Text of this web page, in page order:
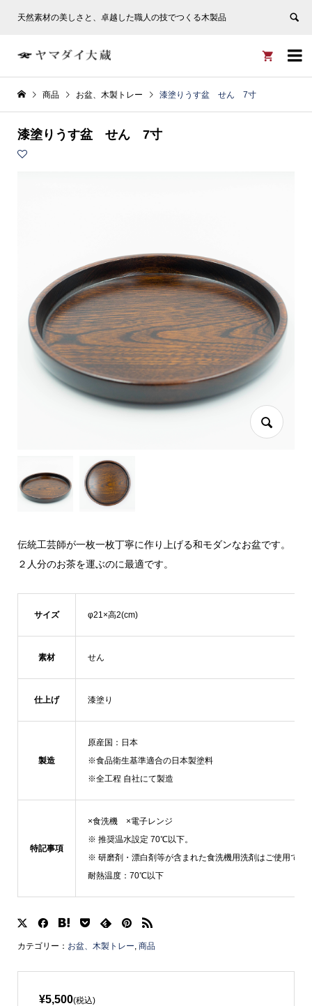
天然素材の美しさと、卓越した職人の技でつくる木製品


商品 お盆、木製トレー 漆塗りうす盆 せん 7寸
漆塗りうす盆 せん 7寸
伝統工芸師が一枚一枚丁寧に作り上げる和モダンなお盆です。
２人分のお茶を運ぶのに最適です。
サイズ φ21×高2(cm)
素材 せん
仕上げ 漆塗り
製造
原産国：日本
※食品衛生基準適合の日本製塗料
※全工程 自社にて製造
特記事項
×食洗機 ×電子レンジ
※ 推奨温水設定 70℃以下。
※ 研磨剤・漂白剤等が含まれた食洗機用洗剤はご使用でき
耐熱温度：70℃以下
カテゴリー： お盆、木製トレー 商品
¥5,500(税込)